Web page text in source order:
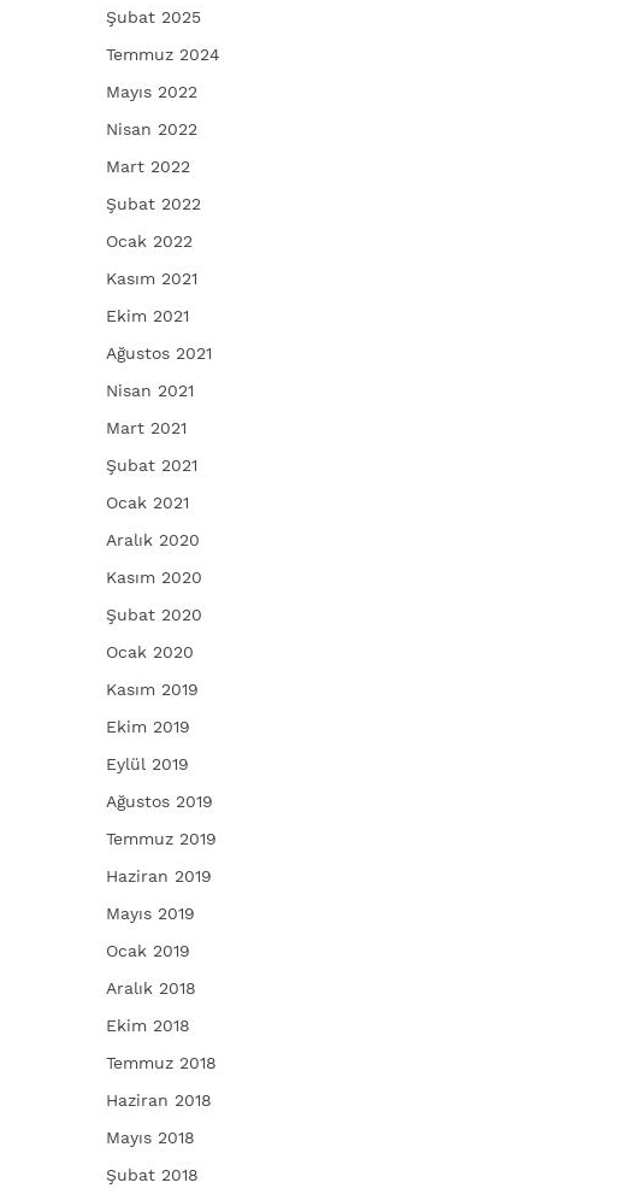
Şubat 2025
Temmuz 2024
Mayıs 2022
Nisan 2022
Mart 2022
Şubat 2022
Ocak 2022
Kasım 2021
Ekim 2021
Ağustos 2021
Nisan 2021
Mart 2021
Şubat 2021
Ocak 2021
Aralık 2020
Kasım 2020
Şubat 2020
Ocak 2020
Kasım 2019
Ekim 2019
Eylül 2019
Ağustos 2019
Temmuz 2019
Haziran 2019
Mayıs 2019
Ocak 2019
Aralık 2018
Ekim 2018
Temmuz 2018
Haziran 2018
Mayıs 2018
Şubat 2018